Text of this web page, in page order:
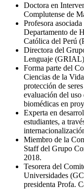
Doctora en
Complutense de
Profesora
Departamento de
Católica del Perú
Directora del
Lenguaje
Forma parte del
Ciencias de la
protección de
evaluación del
biomédicas en
Experta en
estudiantes, a
Miembro de la
Staff del Grupo
2018.
Tesorera del
Universidades
presidenta Profa.